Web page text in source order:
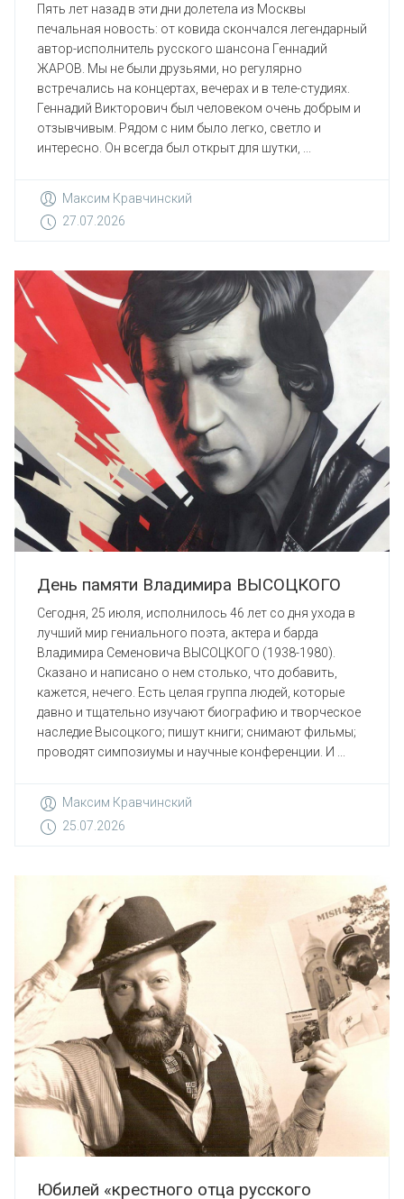
Пять лет назад в эти дни долетела из Москвы
печальная новость: от ковида скончался легендарный
автор-исполнитель русского шансона Геннадий
ЖАРОВ. Мы не были друзьями, но регулярно
встречались на концертах, вечерах и в теле-студиях.
Геннадий Викторович был человеком очень добрым и
отзывчивым. Рядом с ним было легко, светло и
интересно. Он всегда был открыт для шутки, ...
Максим Кравчинский
27.07.2026
День памяти Владимира ВЫСОЦКОГО
Сегодня, 25 июля, исполнилось 46 лет со дня ухода в
лучший мир гениального поэта, актера и барда
Владимира Семеновича ВЫСОЦКОГО (1938-1980).
Сказано и написано о нем столько, что добавить,
кажется, нечего. Есть целая группа людей, которые
давно и тщательно изучают биографию и творческое
наследие Высоцкого; пишут книги; снимают фильмы;
проводят симпозиумы и научные конференции. И ...
Максим Кравчинский
25.07.2026
Юбилей «крестного отца русского